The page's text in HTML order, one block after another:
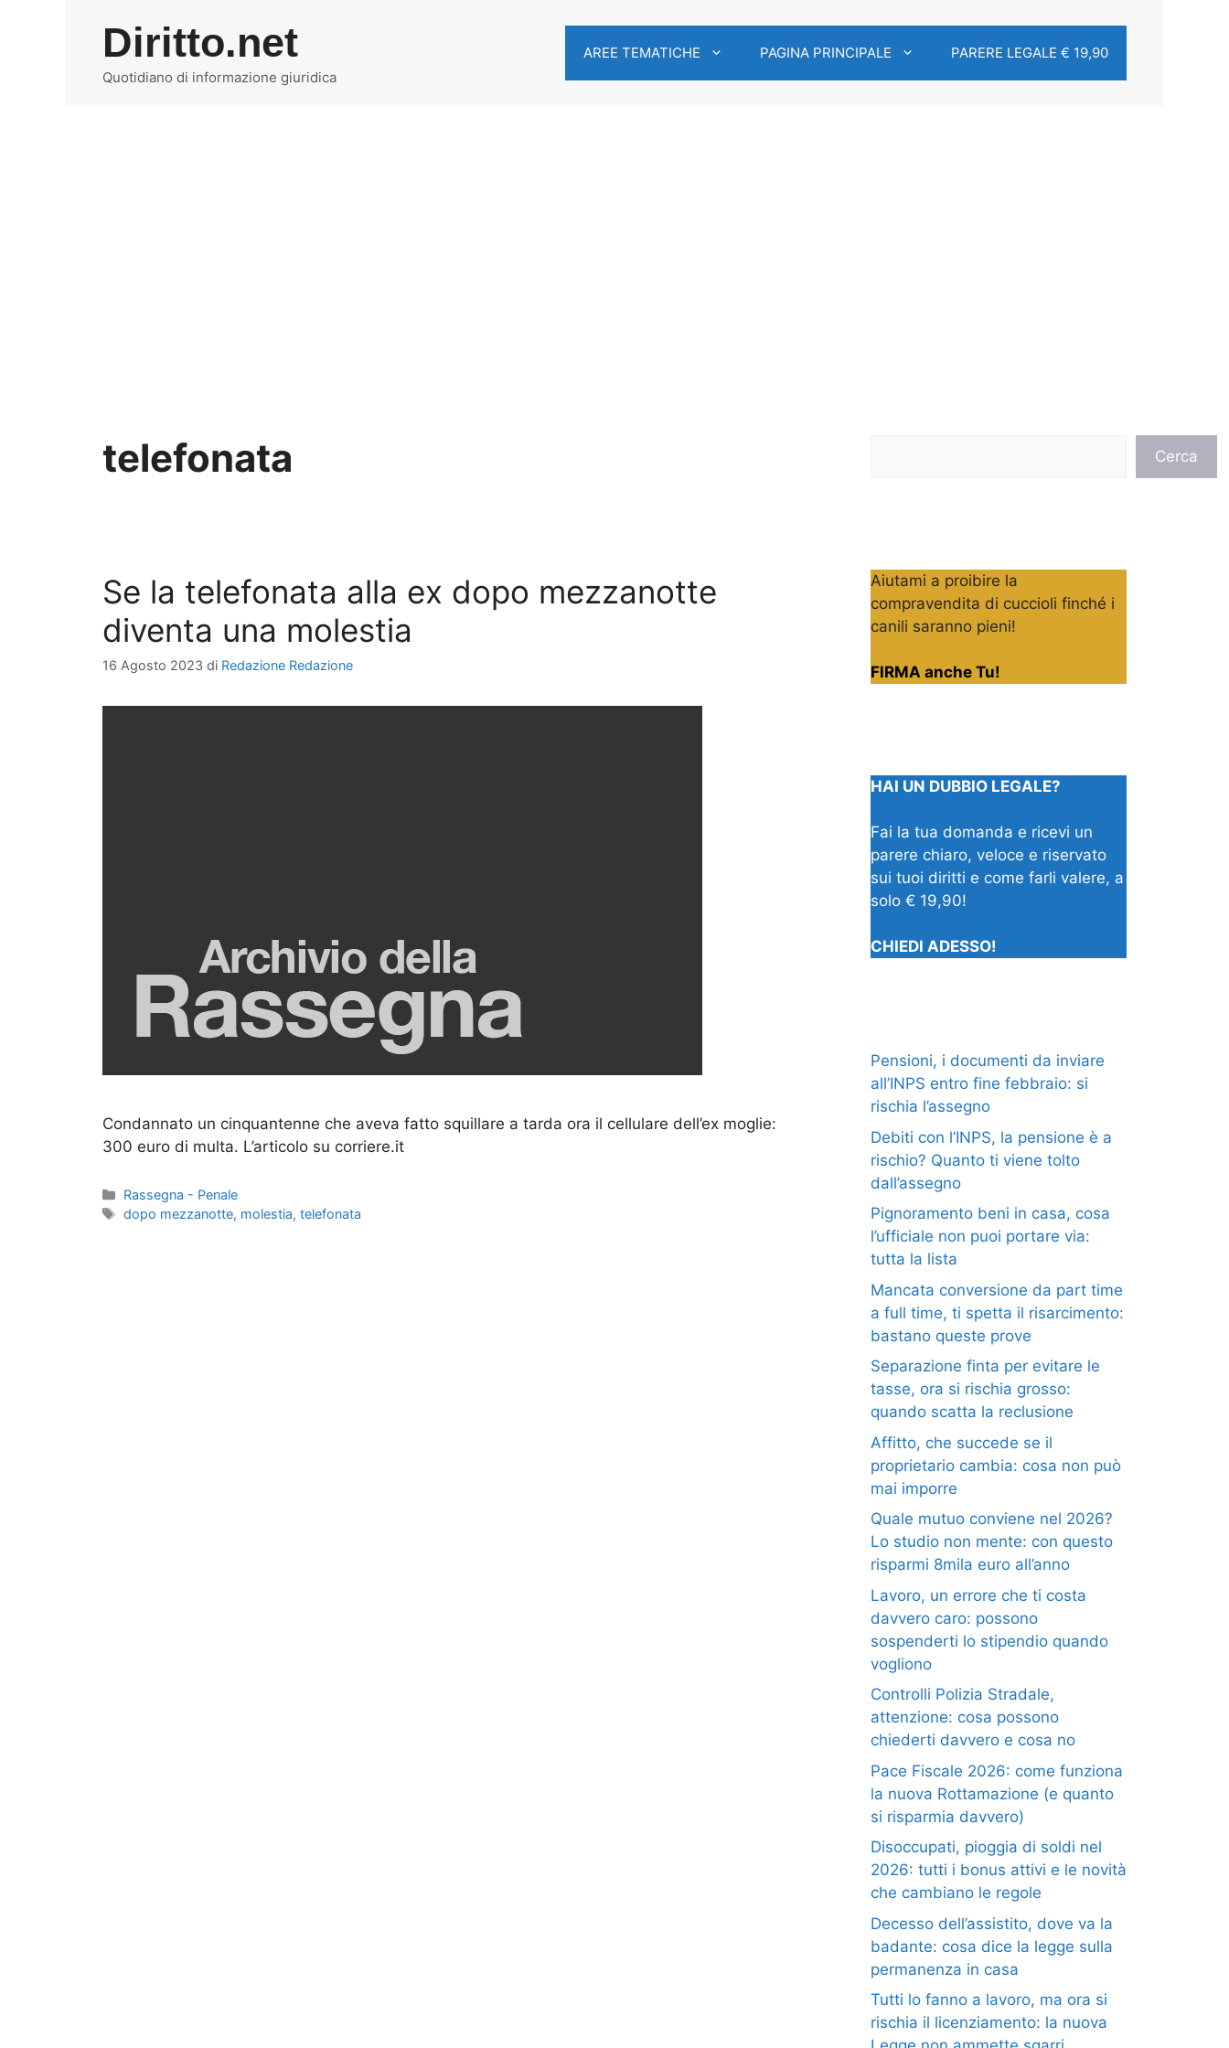
Diritto.net
Quotidiano di informazione giuridica
AREE TEMATICHE PAGINA PRINCIPALE PARERE LEGALE € 19,90
telefonata
Se la telefonata alla ex dopo mezzanotte
diventa una molestia
16 Agosto 2023 di Redazione Redazione
Condannato un cinquantenne che aveva fatto squillare a tarda ora il cellulare dell’ex moglie:
300 euro di multa. L’articolo su corriere.it
Categorie
Rassegna - Penale
Tag
dopo mezzanotte, molestia,telefonata
Cerca
Aiutami a proibire la
compravendita di cuccioli finché i
canili saranno pieni!
FIRMA anche Tu!
HAI UN DUBBIO LEGALE?
Fai la tua domanda e ricevi un
parere chiaro, veloce e riservato
sui tuoi diritti e come farli valere, a
solo € 19,90!
CHIEDI ADESSO!
Pensioni, i documenti da inviare
all’INPS entro fine febbraio: si
rischia l’assegno
Debiti con l’INPS, la pensione è a
rischio? Quanto ti viene tolto
dall’assegno
Pignoramento beni in casa, cosa
l’ufficiale non puoi portare via:
tutta la lista
Mancata conversione da part time
a full time, ti spetta il risarcimento:
bastano queste prove
Separazione finta per evitare le
tasse, ora si rischia grosso:
quando scatta la reclusione
Affitto, che succede se il
proprietario cambia: cosa non può
mai imporre
Quale mutuo conviene nel 2026?
Lo studio non mente: con questo
risparmi 8mila euro all’anno
Lavoro, un errore che ti costa
davvero caro: possono
sospenderti lo stipendio quando
vogliono
Controlli Polizia Stradale,
attenzione: cosa possono
chiederti davvero e cosa no
Pace Fiscale 2026: come funziona
la nuova Rottamazione (e quanto
si risparmia davvero)
Disoccupati, pioggia di soldi nel
2026: tutti i bonus attivi e le novità
che cambiano le regole
Decesso dell’assistito, dove va la
badante: cosa dice la legge sulla
permanenza in casa
Tutti lo fanno a lavoro, ma ora si
rischia il licenziamento: la nuova